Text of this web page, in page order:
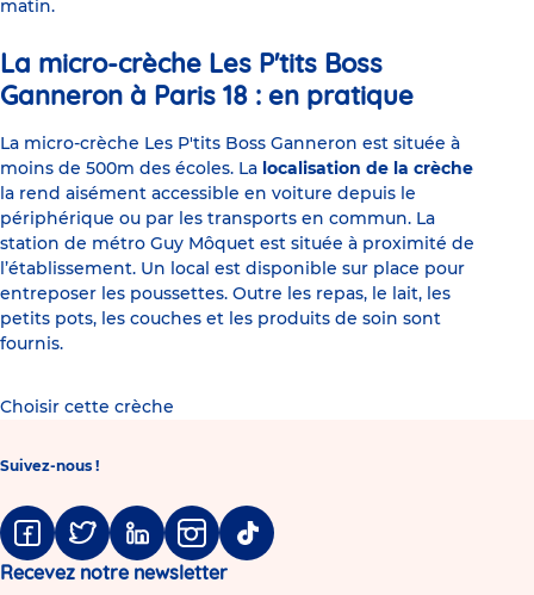
matin.
La micro-crèche Les P'tits Boss
Ganneron à Paris 18 : en pratique
La micro-crèche Les P'tits Boss Ganneron est située à
moins de 500m des écoles. La localisation de la crèche
la rend aisément accessible en voiture depuis le
périphérique ou par les transports en commun. La
station de métro Guy Môquet est située à proximité de
l’établissement. Un local est disponible sur place pour
entreposer les poussettes. Outre les repas, le lait, les
petits pots, les couches et les produits de soin sont
fournis.
Choisir cette crèche
Suivez-nous !
FacebookTwitter LinkedinInstagramTiktok
Recevez notre newsletter